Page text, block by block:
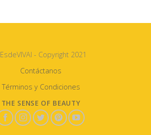
- Copyright 2021
Contáctanos
Términos y Condiciones
THE SENSE OF BEAUTY